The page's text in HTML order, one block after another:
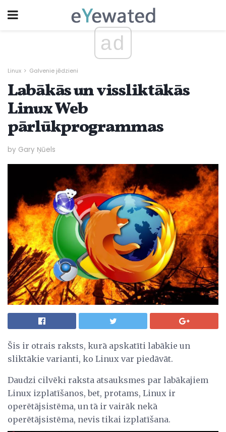
ad
Linux Galvenie jēdzieni
Labākās un vissliktākās
Linux Web
pārlūkprogrammas
by Gary Ņūels
Šis ir otrais raksts, kurā apskatīti labākie un
sliktākie varianti, ko Linux var piedāvāt.
Daudzi cilvēki raksta atsauksmes par labākajiem
Linux izplatīšanos, bet, protams, Linux ir
operētājsistēma, un tā ir vairāk nekā
operētājsistēma, nevis tikai izplatīšana.